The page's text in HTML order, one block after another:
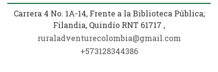
Carrera 4 No. 1A-14, Frente a la Biblioteca Pública;
Filandia, Quindío RNT 61717 ,
ruraladventurecolombia@gmail.com
+573128344386